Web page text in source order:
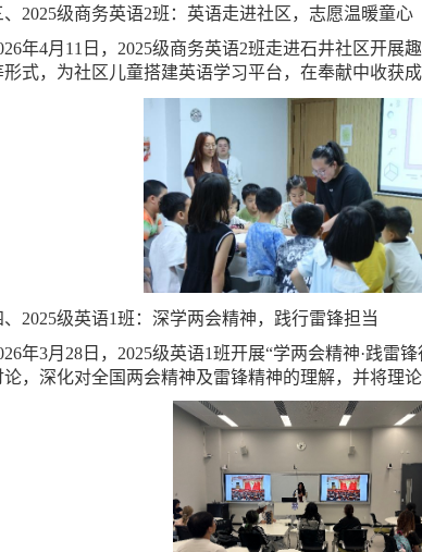
、2025级商务英语2班：英语走进社区，志愿温暖童心
年4月11日，2025级商务英语2班走进石井社区开
式，为社区儿童搭建英语学习平台，在奉献中收获
、2025级英语1班：深学两会精神，践行雷锋担当
年3月28日，2025级英语1班开展“学两会精神·践雷
，深化对全国两会精神及雷锋精神的理解，并将理